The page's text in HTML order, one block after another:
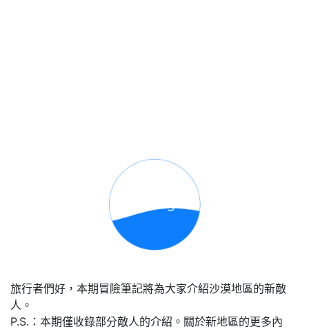
旅行者們好，本期冒險筆記將為大家介紹沙漠地區的新敵
人。
P.S.：本期僅收錄部分敵人的介紹。關於新地區的更多內